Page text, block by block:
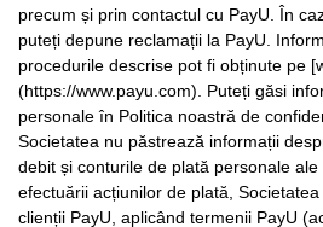
precum și prin contactul cu PayU. În
puteți depune reclamații la PayU.
procedurile descrise pot fi obținute pe
(https://www.payu.com). Puteți găsi
personale în Politica noastră de
Societatea nu păstrează informații
debit și conturile de plată personale
efectuării acțiunilor de plată,
clienții PayU, aplicând termenii PayU